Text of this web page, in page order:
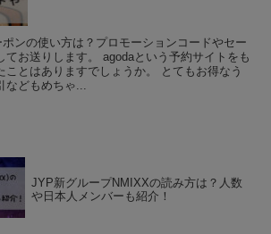
ンの使い方は？プロモーションコードやセー
てお送りします。 agodaという予約サイトをも
ことはありますでしょうか。 とてもお得なう
などもめちゃ...
JYP新グループNMIXXの読み方は？人数
や日本人メンバーも紹介！